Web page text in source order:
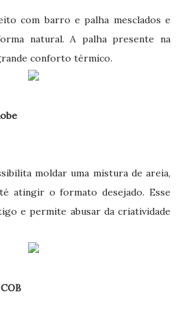
com barro e palha mesclados e
natural. A palha presente na
conforto térmico.
moldar uma mistura de areia,
atingir o formato desejado. Esse
e permite abusar da criatividade